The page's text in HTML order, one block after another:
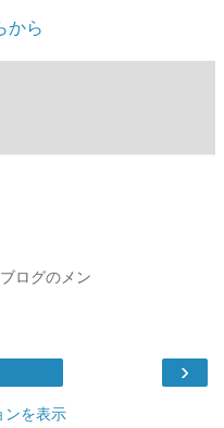
から
ログのメン
›
ンを表示